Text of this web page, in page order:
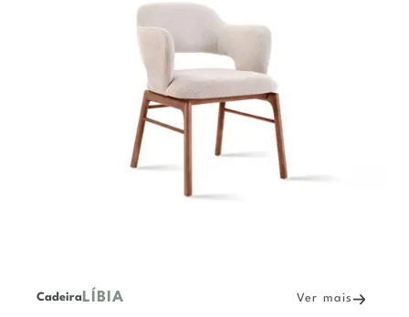
Cadeira LÍBIA Ver mais